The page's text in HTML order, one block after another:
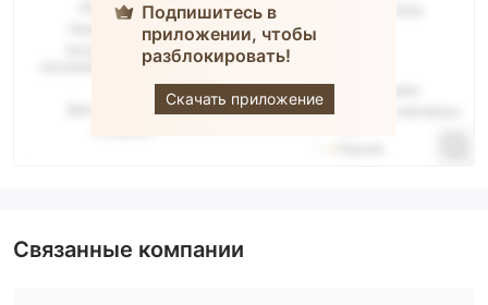
Подпишитесь в
приложении, чтобы
разблокировать!
Скачать приложение
MARUCHIKA
Связанные компании